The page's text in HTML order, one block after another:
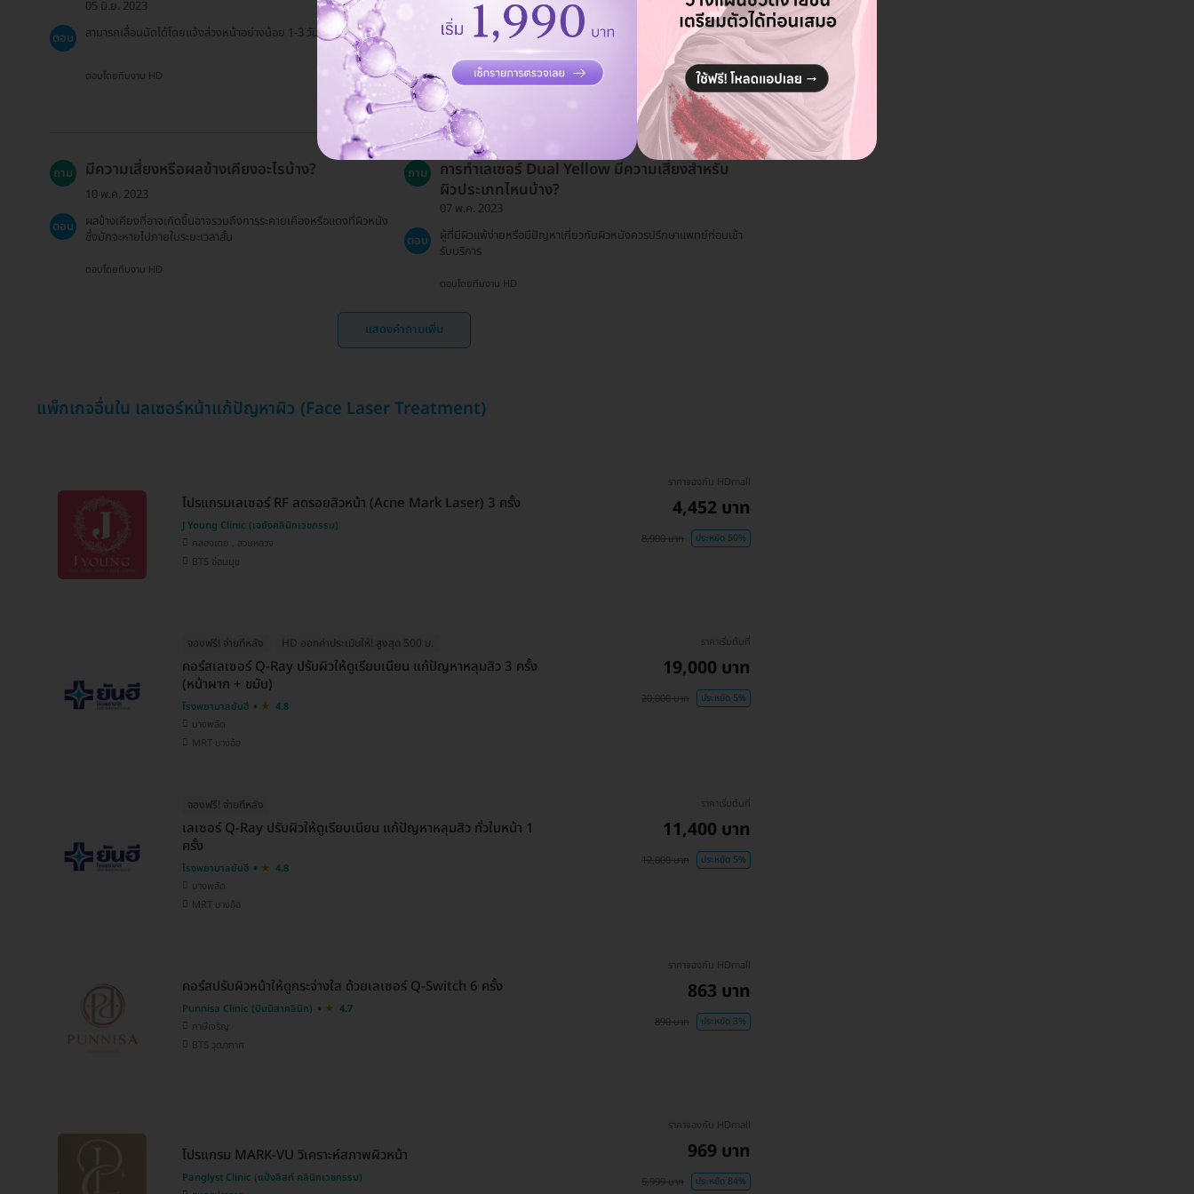
05 มิ.ย. 2023
ตอบ
สามารถเลื่อนนัดได้โดยแจ้งล่วงหน้าอย่างน้อย 1-3 วันทำการ
ตอบโดยทีมงาน HD
19 ธ.ค. 2024
โดยทั่วไปจะมีการนัดหมายติดตามผลหลังการทำเลเซอร์ แต่จำนวนครั้ง
ขึ้นอยู่กับคำแนะนำของแพทย์
ตอบโดยทีมงาน HD
ถาม มีความเสี่ยงหรือผลข้างเคียงอะไรบ้าง?
10 พ.ค. 2023
ตอบ
ผลข้างเคียงที่อาจเกิดขึ้นอาจรวมถึงการระคายเคืองหรือแดงที่ผิวหนัง
ซึ่งมักจะหายไปภายในระยะเวลาสั้น
ตอบโดยทีมงาน HD
ถาม
การทำเลเซอร์ Dual Yellow มีความเสี่ยงสำหรับ
ผิวประเภทไหนบ้าง?
07 พ.ค. 2023
ตอบ
ผู้ที่มีผิวแพ้ง่ายหรือมีปัญหาเกี่ยวกับผิวหนังควรปรึกษาแพทย์ก่อนเข้า
รับบริการ
ตอบโดยทีมงาน HD
แสดงคำถามเพิ่ม
แพ็กเกจอื่นใน เลเซอร์หน้าแก้ปัญหาผิว (Face Laser Treatment)
โปรแกรมเลเซอร์ RF ลดรอยสิวหน้า (Acne Mark Laser) 3 ครั้ง
J Young Clinic (เจยังคลินิกเวชกรรม)
คลองเตย , สวนหลวง
BTS อ่อนนุช
ราคาจองกับ HDmall
4,452 บาท
8,900 บาท ประหยัด 50%
จองฟรี! จ่ายทีหลัง HD ออกค่าประเมินให้! สูงสุด 500 บ.
คอร์สเลเซอร์ Q-Ray ปรับผิวให้ดูเรียบเนียน แก้ปัญหาหลุมสิว 3 ครั้ง
(หน้าผาก + ขมับ)
โรงพยาบาลยันฮี
4.8
บางพลัด
MRT บางอ้อ
ราคาเริ่มต้นที่
19,000 บาท
20,000 บาท ประหยัด 5%
จองฟรี! จ่ายทีหลัง
เลเซอร์ Q-Ray ปรับผิวให้ดูเรียบเนียน แก้ปัญหาหลุมสิว ทั่วใบหน้า 1
ครั้ง
โรงพยาบาลยันฮี
4.8
บางพลัด
MRT บางอ้อ
ราคาเริ่มต้นที่
11,400 บาท
12,000 บาท ประหยัด 5%
คอร์สปรับผิวหน้าให้ดูกระจ่างใส ด้วยเลเซอร์ Q-Switch 6 ครั้ง
Punnisa Clinic (ปันนิสาคลินิก)
4.7
ภาษีเจริญ
BTS วุฒากาศ
ราคาจองกับ HDmall
863 บาท
890 บาท ประหยัด 3%
โปรแกรม MARK-VU วิเคราะห์สภาพผิวหน้า
Panglyst Clinic (แป้งลิสท์ คลินิกเวชกรรม)
ราคาจองกับ HDmall
969 บาท
5,999 บาท ประหยัด 84%